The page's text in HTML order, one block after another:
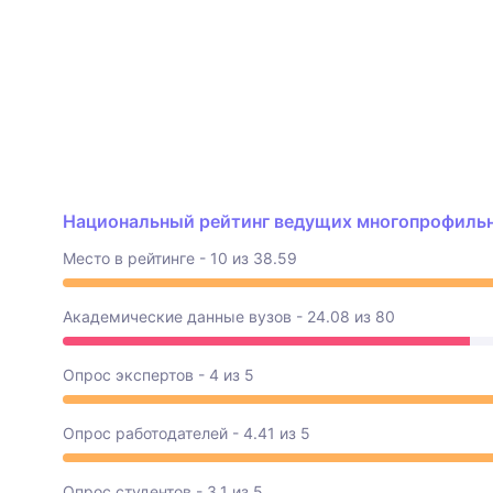
Национальный рейтинг ведущих
Место в рейтинге - 10 из 38.59
Академические данные вузов - 24.08 из 80
Опрос экспертов - 4 из 5
Опрос работодателей - 4.41 из 5